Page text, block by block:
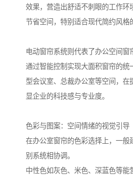
效果，营造出舒适不刺眼的工作环
节省空间，特别适合现代简约风格
电动窗帘系统则代表了办公空间窗
通过智能控制实现大面积窗帘的统
型会议室、总裁办公室等空间，在
显企业的科技感与专业度。
色彩与图案：空间情绪的视觉引导
在办公室窗帘的色彩选择上，一般
别系统相协调。
中性色如灰色、米色、深蓝色等能